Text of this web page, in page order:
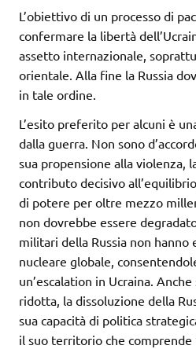
L’obiettivo di un processo di
confermare la libertà
assetto internazionale,
orientale. Alla fine la Russia
in tale ordine.
L’esito preferito per alcuni è
dalla guerra. Non sono
sua propensione alla violenza,
contributo decisivo
di potere per oltre mezzo
non dovrebbe essere
militari della Russia non
nucleare globale,
un’escalation in Ucraina.
ridotta, la dissoluzione della
sua capacità di politica
il suo territorio che